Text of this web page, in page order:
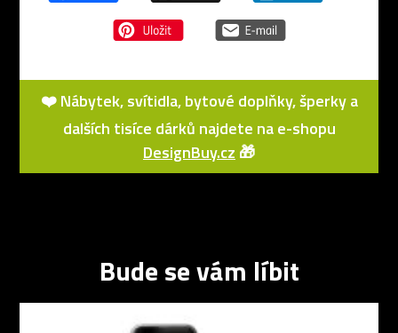
❤️ Nábytek, svítidla, bytové doplňky, šperky a
dalších tisíce dárků najdete na e-shopu
DesignBuy.cz 🎁
Bude se vám líbit